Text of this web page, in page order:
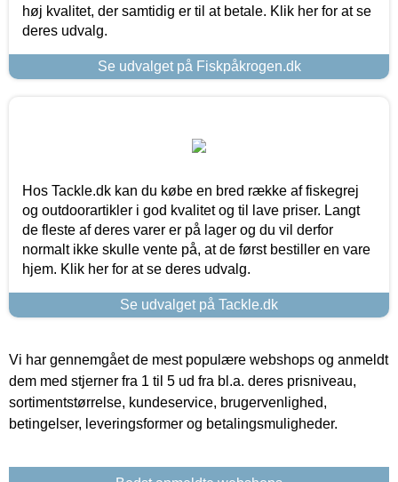
høj kvalitet, der samtidig er til at betale. Klik her for at se
deres udvalg.
Se udvalget på Fiskpåkrogen.dk
Hos Tackle.dk kan du købe en bred række af fiskegrej
og outdoorartikler i god kvalitet og til lave priser. Langt
de fleste af deres varer er på lager og du vil derfor
normalt ikke skulle vente på, at de først bestiller en vare
hjem. Klik her for at se deres udvalg.
Se udvalget på Tackle.dk
Vi har gennemgået de mest populære webshops og anmeldt
dem med stjerner fra 1 til 5 ud fra bl.a. deres prisniveau,
sortimentstørrelse, kundeservice, brugervenlighed,
betingelser, leveringsformer og betalingsmuligheder.